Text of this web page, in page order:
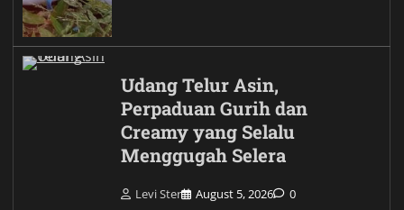
Udang Telur Asin,
Perpaduan Gurih dan
Creamy yang Selalu
Menggugah Selera
Levi Ster August 5, 2026 0